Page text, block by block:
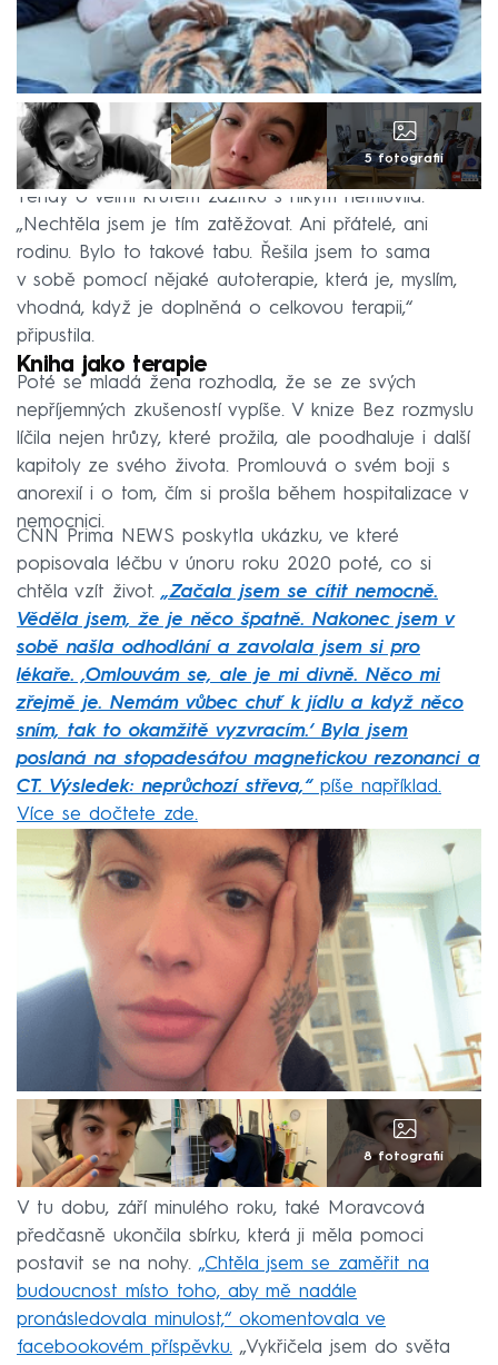
5 fotografií
Tehdy o velmi krutém zážitku s nikým nemluvila.
„Nechtěla jsem je tím zatěžovat. Ani přátelé, ani
rodinu. Bylo to takové tabu. Řešila jsem to sama
v sobě pomocí nějaké autoterapie, která je, myslím,
vhodná, když je doplněná o celkovou terapii,“
připustila.
Kniha jako terapie
Poté se mladá žena rozhodla, že se ze svých
nepříjemných zkušeností vypíše. V knize Bez rozmyslu
líčila nejen hrůzy, které prožila, ale poodhaluje i další
kapitoly ze svého života. Promlouvá o svém boji s
anorexií i o tom, čím si prošla během hospitalizace v
nemocnici.
CNN Prima NEWS poskytla ukázku, ve které
popisovala léčbu v únoru roku 2020 poté, co si
chtěla vzít život.„Začala jsem se cítit nemocně.
Věděla jsem, že je něco špatně. Nakonec jsem v
sobě našla odhodlání a zavolala jsem si pro
lékaře. ‚Omlouvám se, ale je mi divně. Něco mi
zřejmě je. Nemám vůbec chuť k jídlu a když něco
sním, tak to okamžitě vyzvracím.‘ Byla jsem
poslaná na stopadesátou magnetickou rezonanci a
CT. Výsledek: neprůchozí střeva,“píše například.
Více se dočtete zde.
8 fotografií
V tu dobu, září minulého roku, také Moravcová
předčasně ukončila sbírku, která ji měla pomoci
postavit se na nohy. „Chtěla jsem se zaměřit na
budoucnost místo toho, aby mě nadále
pronásledovala minulost,“ okomentovala ve
facebookovém příspěvku. „Vykřičela jsem do světa